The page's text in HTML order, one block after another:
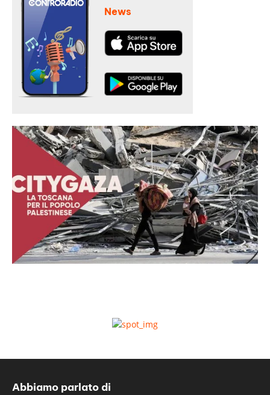
News
Abbiamo parlato di